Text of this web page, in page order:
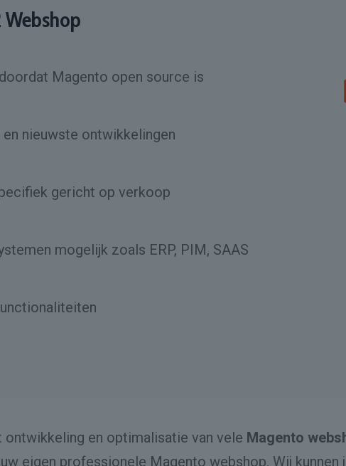
Magento open source is
nieuwste ontwikkelingen
gericht op verkoop
mogelijk zoals ERP, PIM, SAAS
en optimalisatie van vele Magento
eigen professionele Magento webshop. Wij